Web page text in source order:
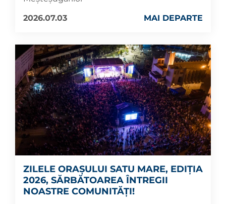
2026.07.03
MAI DEPARTE
ZILELE ORAȘULUI SATU MARE, EDIȚIA
2026, SĂRBĂTOAREA ÎNTREGII
NOASTRE COMUNITĂȚI!